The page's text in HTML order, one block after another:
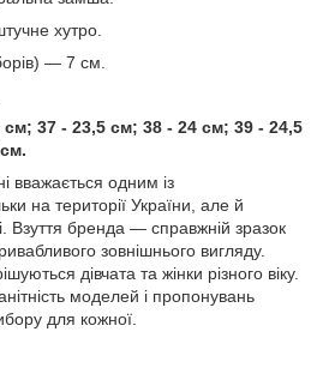
хутро.
— 7 см.
см; 37 - 23,5 см; 38 - 24 см; 39 - 24,5
вважається одним із
на території України, але й
Взуття бренда — справжній зразок
зовнішнього вигляду.
дівчата та жінки різного віку.
моделей і пропонувань
для кожної.